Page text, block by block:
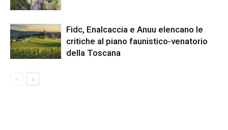
Fidc, Enalcaccia e Anuu elencano le
critiche al piano faunistico-venatorio
della Toscana